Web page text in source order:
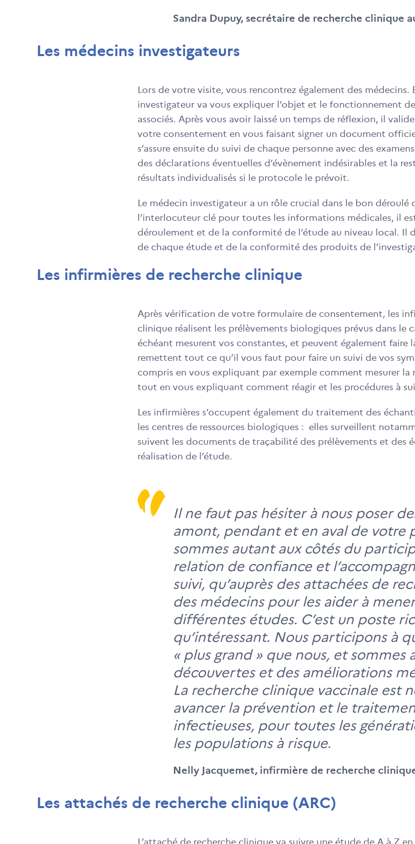
Sandra Dupuy, secrétaire de recherche clinique
Les médecins investigateurs
Lors de votre visite, vous rencontrez également des médecins.
investigateur va vous expliquer l’objet et le fonctionnement
associés. Après vous avoir laissé un temps de réflexion, il
votre consentement en vous faisant signer un document
s’assure ensuite du suivi de chaque personne avec des
des déclarations éventuelles d’évènement indésirables et la
résultats individualisés si le protocole le prévoit.
Le médecin investigateur a un rôle crucial dans le bon déroulé
l’interlocuteur clé pour toutes les informations médicales, il
déroulement et de la conformité de l’étude au niveau local. Il
de chaque étude et de la conformité des produits de
Les infirmières de recherche clinique
Après vérification de votre formulaire de consentement, les
clinique réalisent les prélèvements biologiques prévus dans le
échéant mesurent vos constantes, et peuvent également faire
remettent tout ce qu’il vous faut pour faire un suivi de vos
compris en vous expliquant par exemple comment mesurer la
tout en vous expliquant comment réagir et les procédures à
Les infirmières s’occupent également du traitement des
les centres de ressources biologiques : elles surveillent
suivent les documents de traçabilité des prélèvements et des
réalisation de l’étude.
Il ne faut pas hésiter à nous poser
amont, pendant et en aval de votre
sommes autant aux côtés du
relation de confiance et
suivi, qu’auprès des attachées de
des médecins pour les aider à
différentes études. C’est un poste
qu’intéressant. Nous participons à
« plus grand » que nous, et sommes
découvertes et des améliorations
La recherche clinique vaccinale est
avancer la prévention et le
infectieuses, pour toutes les
les populations à risque.
Nelly Jacquemet, infirmière de recherche
Les attachés de recherche clinique (ARC)